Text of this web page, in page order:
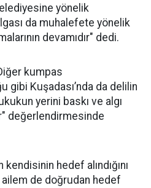
yönelik
da muhalefete yönelik
devamıdır" dedi.
kumpas
gibi Kuşadası’nda da delilin
yerini baskı ve algı
değerlendirmesinde
kendisinin hedef alındığını
de doğrudan hedef